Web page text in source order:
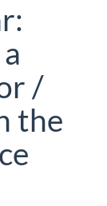
/
the